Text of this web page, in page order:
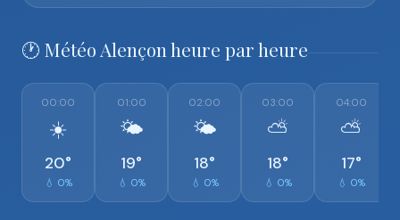
🕐 Météo Alençon heure par heure
00:00
☀️
20°
💧 0%
01:00
🌤️
19°
💧 0%
02:00
🌤️
18°
💧 0%
03:00
⛅
18°
💧 0%
04:00
⛅
17°
💧 0%